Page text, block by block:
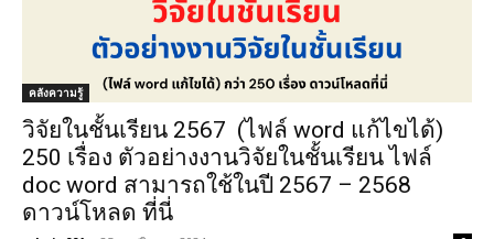
คลังความรู้
วิจัยในชั้นเรียน 2567 (ไฟล์ word แก้ไขได้)
250 เรื่อง ตัวอย่างงานวิจัยในชั้นเรียน ไฟล์
doc word สามารถใช้ในปี 2567 – 2568
ดาวน์โหลด ที่นี่